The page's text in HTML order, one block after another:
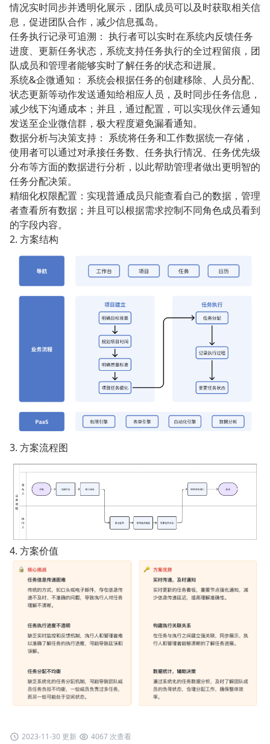
情况实时同步并透明化展示，团队成员可以及时获取相关信
息，促进团队合作，减少信息孤岛。
任务执行记录可追溯： 执行者可以实时在系统内反馈任务
进度、更新任务状态，系统支持任务执行的全过程留痕，团
队成员和管理者能够实时了解任务的状态和进展。
系统&企微通知： 系统会根据任务的创建移除、人员分配、
状态更新等动作发送通知给相应人员，及时同步任务信息，
减少线下沟通成本；并且，通过配置，可以实现伙伴云通知
发送至企业微信群，极大程度避免漏看通知。
数据分析与决策支持： 系统将任务和工作数据统一存储，
使用者可以通过对承接任务数、任务执行情况、任务优先级
分布等方面的数据进行分析，以此帮助管理者做出更明智的
任务分配决策。
精细化权限配置：实现普通成员只能查看自己的数据，管理
者查看所有数据；并且可以根据需求控制不同角色成员看到
的字段内容。
2. 方案结构
3. 方案流程图
4. 方案价值
2023-11-30 更新 4067 次查看